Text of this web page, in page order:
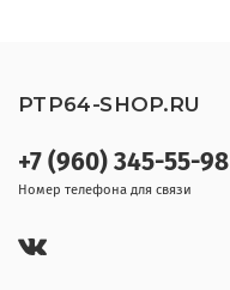
+7 (960) 345-55-98
Номер телефона для связи
PTP64-SHOP.RU